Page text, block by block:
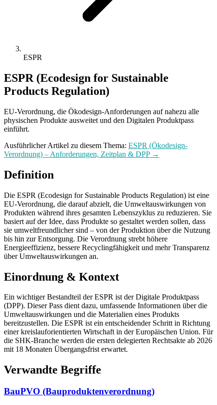
ESPR
ESPR (Ecodesign for Sustainable
Products Regulation)
EU-Verordnung, die Ökodesign-Anforderungen auf nahezu alle
physischen Produkte ausweitet und den Digitalen Produktpass
einführt.
Ausführlicher Artikel zu diesem Thema: ESPR (Ökodesign-
Verordnung) – Anforderungen, Zeitplan & DPP →
Definition
Die ESPR (Ecodesign for Sustainable Products Regulation) ist eine
EU-Verordnung, die darauf abzielt, die Umweltauswirkungen von
Produkten während ihres gesamten Lebenszyklus zu reduzieren. Sie
basiert auf der Idee, dass Produkte so gestaltet werden sollen, dass
sie umweltfreundlicher sind – von der Produktion über die Nutzung
bis hin zur Entsorgung. Die Verordnung strebt höhere
Energieeffizienz, bessere Recyclingfähigkeit und mehr Transparenz
über Umweltauswirkungen an.
Einordnung & Kontext
Ein wichtiger Bestandteil der ESPR ist der Digitale Produktpass
(DPP). Dieser Pass dient dazu, umfassende Informationen über die
Umweltauswirkungen und die Materialien eines Produkts
bereitzustellen. Die ESPR ist ein entscheidender Schritt in Richtung
einer kreislauforientierten Wirtschaft in der Europäischen Union. Für
die SHK-Branche werden die ersten delegierten Rechtsakte ab 2026
mit 18 Monaten Übergangsfrist erwartet.
Verwandte Begriffe
BauPVO (Bauproduktenverordnung)